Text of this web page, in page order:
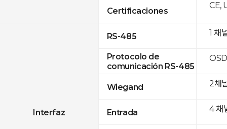
Certificaciones
Interfaz
RS-485
Protocolo de
comunicación RS-485
Wiegand
Entrada
CE,
1 채
2채
4 채